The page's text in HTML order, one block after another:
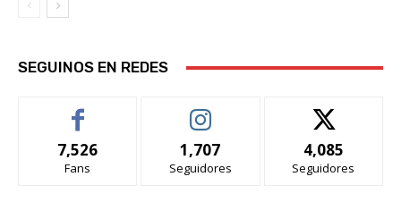
SEGUINOS EN REDES
7,526
Fans
1,707
Seguidores
4,085
Seguidores